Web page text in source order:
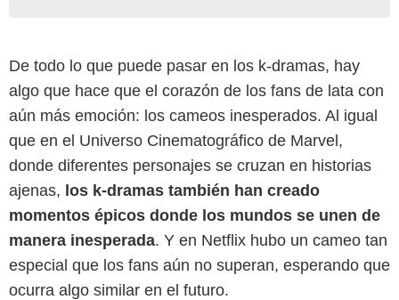
De todo lo que puede pasar en los k-dramas, hay
algo que hace que el corazón de los fans de lata con
aún más emoción: los cameos inesperados. Al igual
que en el Universo Cinematográfico de Marvel,
donde diferentes personajes se cruzan en historias
ajenas, los k-dramas también han creado
momentos épicos donde los mundos se unen de
manera inesperada. Y en Netflix hubo un cameo tan
especial que los fans aún no superan, esperando que
ocurra algo similar en el futuro.